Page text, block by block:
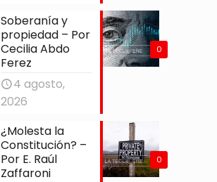
0
Soberanía y
propiedad – Por
Cecilia Abdo
Ferez
4 agosto,
2026
0
¿Molesta la
Constitución? –
Por E. Raúl
Zaffaroni